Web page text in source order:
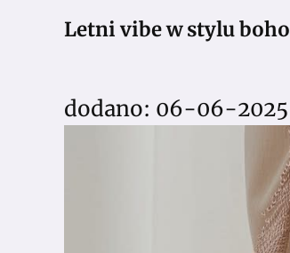
Letni vibe w stylu boho
dodano: 06-06-2025